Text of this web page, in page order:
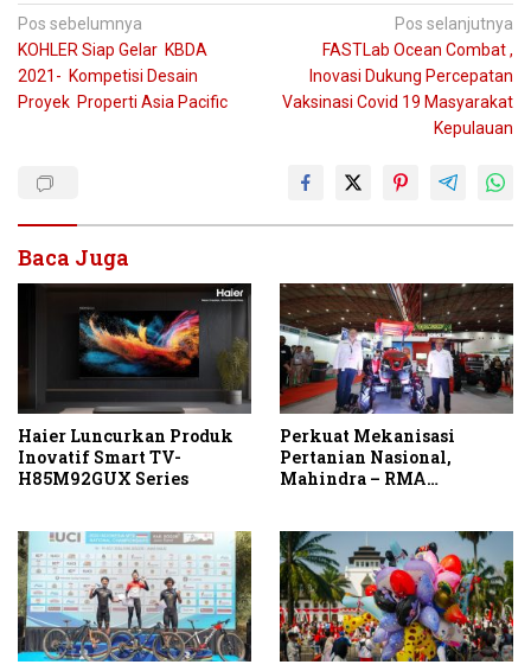
Navigasi
pos
Pos sebelumnya
KOHLER Siap Gelar KBDA
2021- Kompetisi Desain
Proyek Properti Asia Pacific
Pos selanjutnya
FASTLab Ocean Combat ,
Inovasi Dukung Percepatan
Vaksinasi Covid 19 Masyarakat
Kepulauan
Baca Juga
Haier Luncurkan Produk
Inovatif Smart TV-
H85M92GUX Series
Perkuat Mekanisasi
Pertanian Nasional,
Mahindra – RMA
Tingkatkan Produktivitas
Petani Indonesia